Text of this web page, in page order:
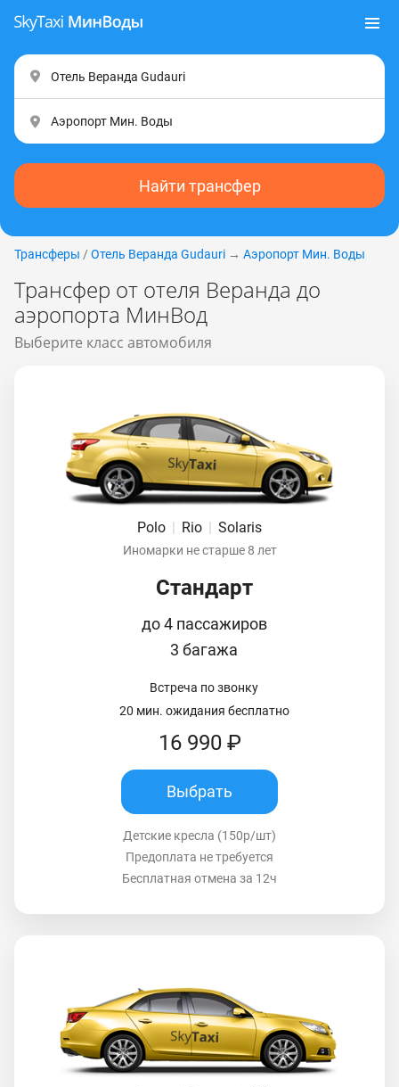
Найти трансфер
Трансферы / Отель Веранда Gudаuri → Аэропорт Мин. Воды
Трансфер от отеля Веранда до
аэропорта МинВод
Выберите класс автомобиля
Polo | Rio | Solaris
Иномарки не старше 8 лет
Стандарт
до 4 пассажиров
3 багажа
Встреча по звонку
20 мин. ожидания бесплатно
16 990 ₽
Выбрать
Детские кресла (150р/шт)
Предоплата не требуется
Бесплатная отмена за 12ч